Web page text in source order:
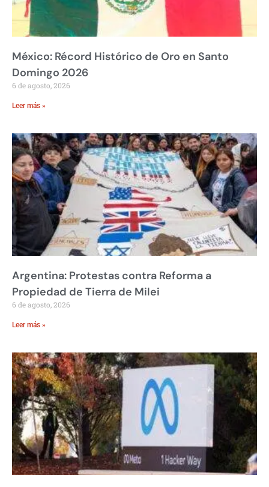
México: Récord Histórico de Oro en Santo
Domingo 2026
6 de agosto, 2026
Leer más »
Argentina: Protestas contra Reforma a
Propiedad de Tierra de Milei
6 de agosto, 2026
Leer más »